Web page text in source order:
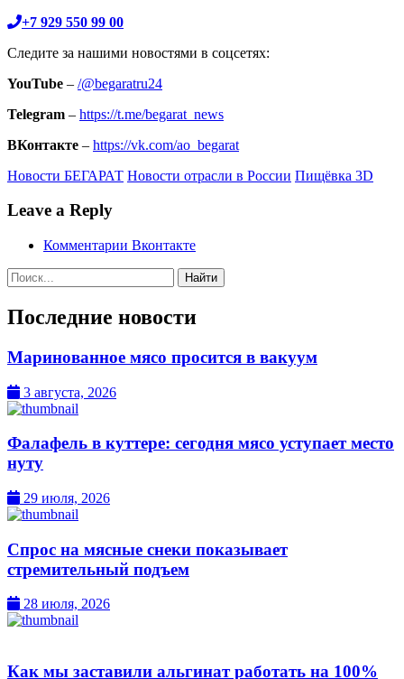
+7 929 550 99 00
Следите за нашими новостями в соцсетях:
YouTube – /@begaratru24
Telegram – https://t.me/begarat_news
ВКонтакте – https://vk.com/ao_begarat
Новости БЕГАРАТ Новости отрасли в России Пищёвка 3D
Leave a Reply
Комментарии Вконтакте
Поиск:
Последние новости
Маринованное мясо просится в вакуум
3 августа, 2026
Фалафель в куттере: сегодня мясо уступает место
нуту
29 июля, 2026
Спрос на мясные снеки показывает
стремительный подъем
28 июля, 2026
Как мы заставили альгинат работать на 100%